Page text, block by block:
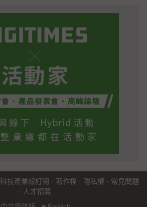
科技產業報訂閱 · 著作權 · 隱私權 · 常見問題
· 人才招募